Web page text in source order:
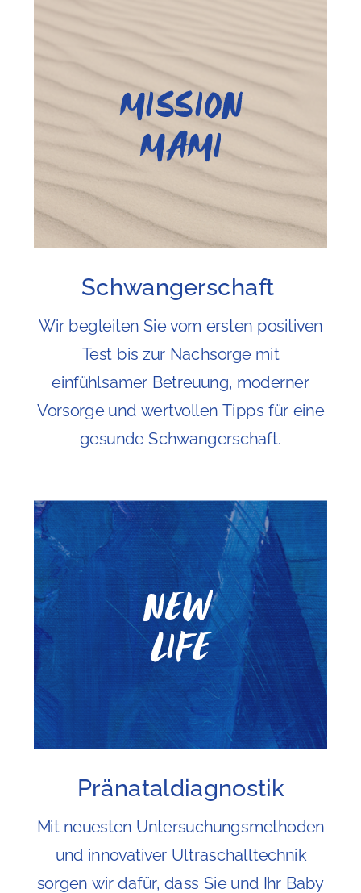
Pränataldiagnostik
Mit neuesten Untersuchungsmethoden
und innovativer Ultraschalltechnik
sorgen wir dafür, dass Sie und Ihr Baby
New
Life
Schwangerschaft
Wir begleiten Sie vom ersten positiven
Test bis zur Nachsorge mit
einfühlsamer Betreuung, moderner
Vorsorge und wertvollen Tipps für eine
gesunde Schwangerschaft.
MISSION
MAMI